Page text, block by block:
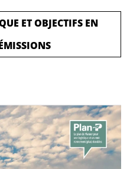
ET OBJECTIFS EN